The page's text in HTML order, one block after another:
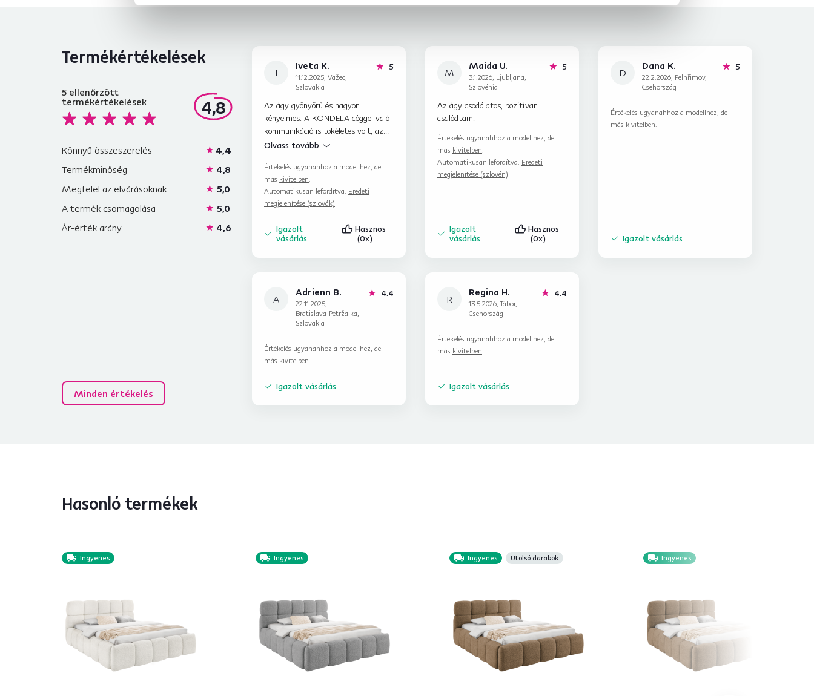
Termékértékelések
4,8
5 ellenőrzött
termékértékelések
Könnyű összeszerelés
4,4
Termékminőség
4,8
Megfelel az elvárásoknak
5,0
A termék csomagolása
5,0
Ár-érték arány
4,6
Minden értékelés
I
Iveta K.
11.12.2025, Važec,
Szlovákia
5hviezdičiek
Az ágy gyönyörű és nagyon
kényelmes. A KONDELA céggel való
kommunikáció is tökéletes volt, az
ágyat pontosan a megbeszéltek
Mindenképpen ajánlom.
Olvass tovább
Értékelés ugyanahhoz a modellhez, de
más kivitelben.
Automatikusan lefordítva. Eredeti
megjelenítése (szlovák)
Igazolt
vásárlás
Hasznos
(0x)
M
Maida U.
3.1.2026, Ljubljana,
Szlovénia
5hviezdičiek
Az ágy csodálatos, pozitívan
csalódtam.
Értékelés ugyanahhoz a modellhez, de
más kivitelben.
Automatikusan lefordítva. Eredeti
megjelenítése (szlovén)
Igazolt
vásárlás
Hasznos
(0x)
D
Dana K.
22.2.2026, Pelhřimov,
Csehország
5hviezdičiek
Értékelés ugyanahhoz a modellhez, de
más kivitelben.
Igazolt vásárlás
A
Adrienn B.
22.11.2025,
Bratislava-Petržalka,
Szlovákia
4.4
Értékelés ugyanahhoz a modellhez, de
más kivitelben.
Igazolt vásárlás
R
Regina H.
13.5.2026, Tábor,
Csehország
4.4
Értékelés ugyanahhoz a modellhez, de
más kivitelben.
Igazolt vásárlás
Hasonló termékek
Ingyenes Ingyenes Ingyenes Utolsó darabok Ingyenes